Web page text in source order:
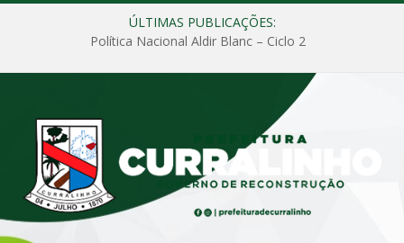
ÚLTIMAS PUBLICAÇÕES:
Política Nacional Aldir Blanc – Ciclo 2